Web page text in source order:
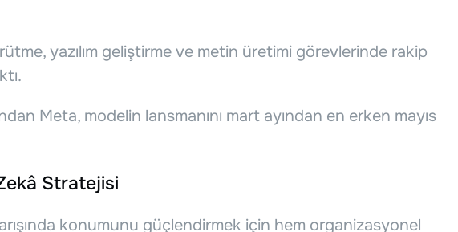
yazılım geliştirme ve metin üretimi görevlerinde rakip
Meta, modelin lansmanını mart ayından en erken mayıs
Stratejisi
konumunu güçlendirmek için hem organizasyonel